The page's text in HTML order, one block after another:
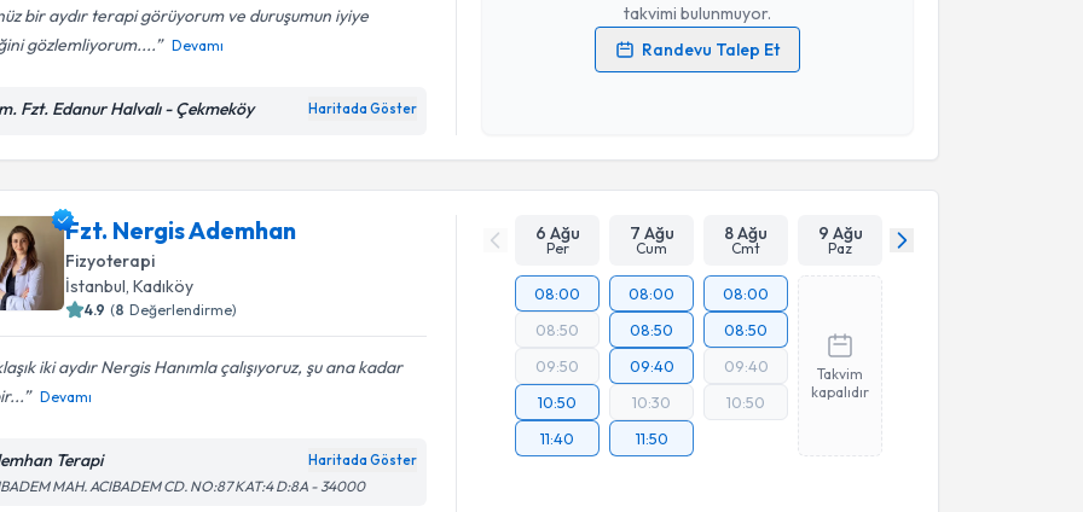
bir aydır terapi görüyorum ve duruşumun iyiye
gözlemliyorum....
Devamı
Fzt. Edanur Halvalı - Çekmeköy Haritada Göster
takvimi bulunmuyor.
Randevu Talep Et
Kişisel verilerimin işlenmesine ilişkinAydınlatma Metni
Takvim Talebini Gönder
Fzt. Nergis Ademhan
Fizyoterapi
İstanbul, Kadıköy
4.9 (8 Değerlendirme)
iki aydır Nergis Hanımla çalışıyoruz, şu ana kadar
Devamı
Terapi Haritada Göster
MAH. ACIBADEM CD. NO:87 KAT:4 D:8A - 34000
6 Ağu
Per
7 Ağu
Cum
8 Ağu
Cmt
9 Ağu
Paz
08:00
08:50
09:50
10:50
11:40
08:00
08:50
09:40
10:30
11:50
08:00
08:50
09:40
10:50
Takvim
kapalıdır